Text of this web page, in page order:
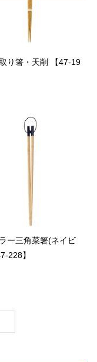
り箸・天削 【47-19
ー三角菜箸(ネイビ
228】